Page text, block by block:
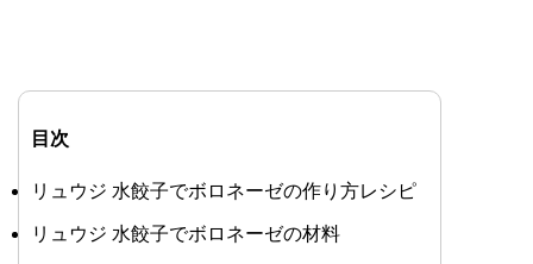
目次
リュウジ 水餃子でボロネーゼの作り方レシピ
リュウジ 水餃子でボロネーゼの材料